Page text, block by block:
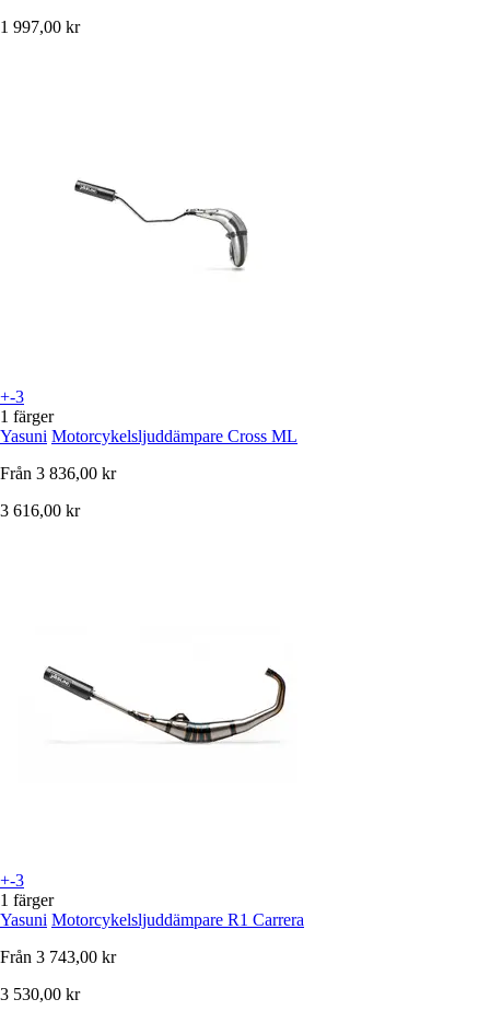
1 997,00 kr
+-3
1 färger
Yasuni Motorcykelsljuddämpare Cross ML
Från 3 836,00 kr
3 616,00 kr
+-3
1 färger
Yasuni Motorcykelsljuddämpare R1 Carrera
Från 3 743,00 kr
3 530,00 kr